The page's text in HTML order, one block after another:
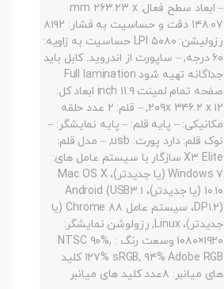
– ابعاد سطح فعال: mm ۲۶۳.۲۳ x
۱۴۸.۰۷ دقت و حساسیت به فشار: ۸۱۹۲
رزولیشن: LPI ۵۰۸۰ حساسیت به زاویه:
۶۰ درجه, – ساپورت از اندروید. کابل باید
جداگانه تهیه شود Full lamination
صفحه تمام لمینت ۱۱.۹ inch ابعاد کل:
۲۰۹x ۳۴۶.۲ x ۱۲, – قلم: ۲ عدد حلقه
مکانیکی: – پایه قلم: – پایه نمایشگر: –
نوک قلم: دارد پورت: usb, – مدل قلم:
X۳ Elite سازگار با سیستم عامل های:
Windows ۷ (یا جدیدتر)، Mac OS X
۱۰.۱۰ (یا جدیدتر)، Android (USB۳.۱
DP۱.۲)، سیستم عامل Chrome ۸۸ (یا
جدیدتر)، Linux, رزولوشن نمایشگر:
۱۹۲۰×۱۰۸۰ وسعت رنگ : NTSC ۹۰%,
۱۲۷% sRGB, ۹۴% Adobe RGB کلید
های میانبر: ۸عدد کلید های میانبر